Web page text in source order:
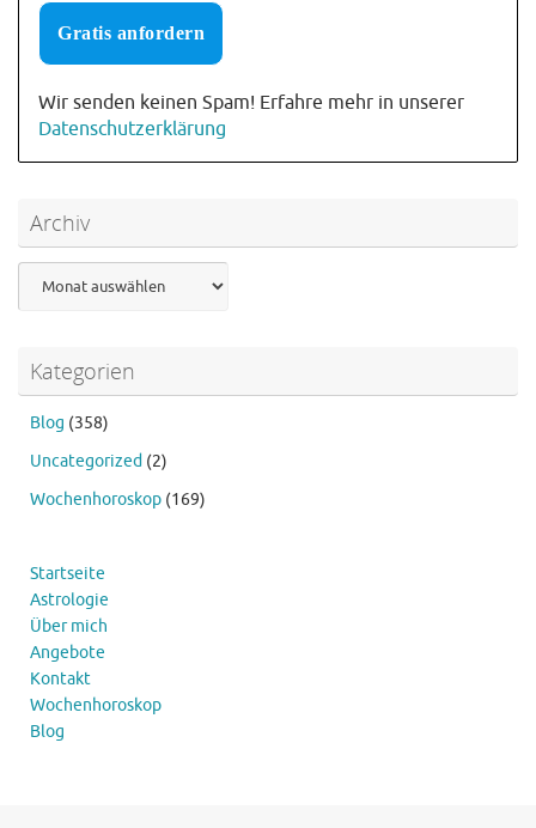
Wir senden keinen Spam! Erfahre mehr in unserer
Datenschutzerklärung
Archiv
Kategorien
Blog (358)
Uncategorized (2)
Wochenhoroskop (169)
Startseite
Astrologie
Über mich
Angebote
Kontakt
Wochenhoroskop
Blog